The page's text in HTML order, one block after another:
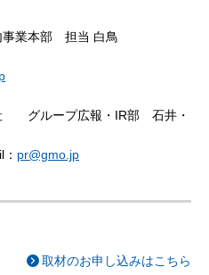
業本部 担当 白鳥
グループ広報・IR部 石井・
pr@gmo.jp
取材のお申し込みはこちら